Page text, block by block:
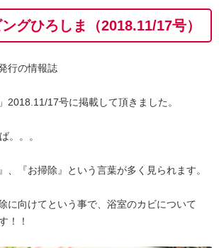
移
動
ングひろしま（2018.11/17号）
行の情報誌
2018.11/17号に掲載して頂きました。
。。。
、『お掃除』という言葉が多く見られます。
に向けてという事で、浴室のカビについて
！！